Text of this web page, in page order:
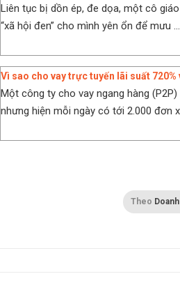
Liên tục bị dồn ép, đe dọa, một cô
“xã hội đen” cho mình yên ổn để mưu ...
Vì sao cho vay trực tuyến lãi suất 720%
Một công ty cho vay ngang hàng
nhưng hiện mỗi ngày có tới 2.000 đơn
Theo